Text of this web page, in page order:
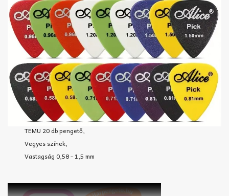
TEMU 20 db pengető,
Vegyes színek,
Vastagság 0,58 - 1,5 mm